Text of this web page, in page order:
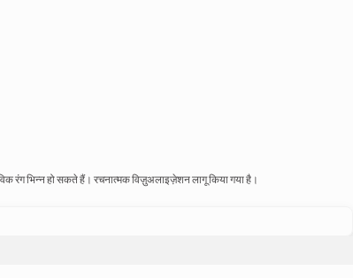
रंग भिन्न हो सकते हैं। रचनात्मक विज़ुअलाइज़ेशन लागू किया गया है।